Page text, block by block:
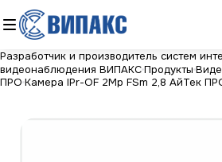
Разработчик и производитель систем
видеонаблюдения ВИПАКСПродукты
ПРО Камера IPr-OF 2Mp FSm 2,8 АйТек